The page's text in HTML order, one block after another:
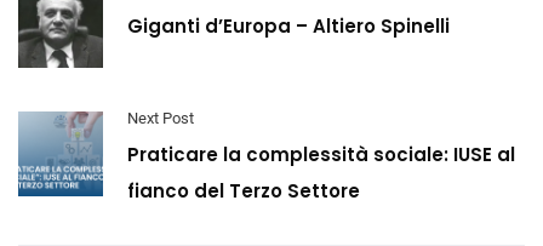
Giganti d’Europa – Altiero Spinelli
Next Post
Praticare la complessità sociale: IUSE al
fianco del Terzo Settore